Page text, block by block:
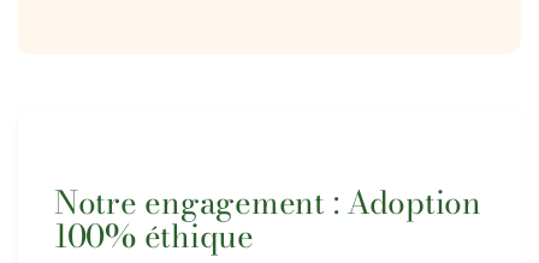
Notre engagement : Adoption
100% éthique